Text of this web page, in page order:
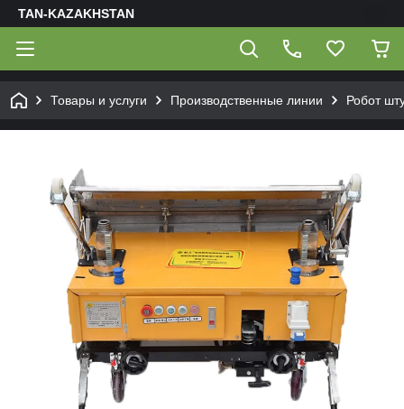
TAN-KAZAKHSTAN
Товары и услуги Производственные линии Робот